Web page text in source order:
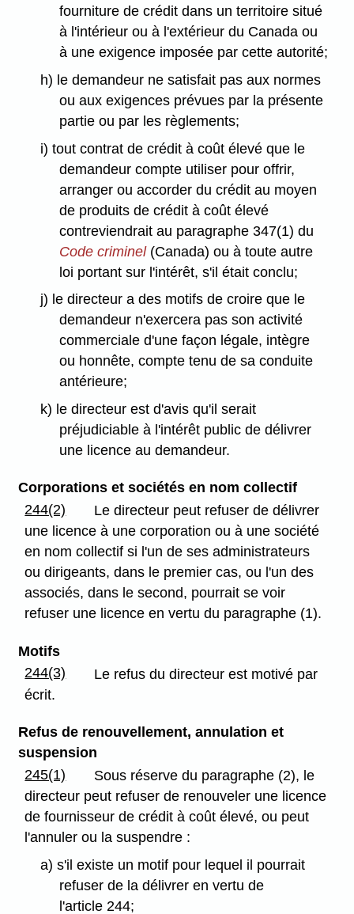
fourniture de crédit dans un territoire situé
à l'intérieur ou à l'extérieur du Canada ou
à une exigence imposée par cette autorité;
h) le demandeur ne satisfait pas aux normes
ou aux exigences prévues par la présente
partie ou par les règlements;
i) tout contrat de crédit à coût élevé que le
demandeur compte utiliser pour offrir,
arranger ou accorder du crédit au moyen
de produits de crédit à coût élevé
contreviendrait au paragraphe 347(1) du
Code criminel (Canada) ou à toute autre
loi portant sur l'intérêt, s'il était conclu;
j) le directeur a des motifs de croire que le
demandeur n'exercera pas son activité
commerciale d'une façon légale, intègre
ou honnête, compte tenu de sa conduite
antérieure;
k) le directeur est d'avis qu'il serait
préjudiciable à l'intérêt public de délivrer
une licence au demandeur.
Corporations et sociétés en nom collectif
244(2)
Le directeur peut refuser de délivrer
une licence à une corporation ou à une société
en nom collectif si l'un de ses administrateurs
ou dirigeants, dans le premier cas, ou l'un des
associés, dans le second, pourrait se voir
refuser une licence en vertu du paragraphe (1).
Motifs
244(3)
Le refus du directeur est motivé par
écrit.
Refus de renouvellement, annulation et
suspension
245(1)
Sous réserve du paragraphe (2), le
directeur peut refuser de renouveler une licence
de fournisseur de crédit à coût élevé, ou peut
l'annuler ou la suspendre :
a) s'il existe un motif pour lequel il pourrait
refuser de la délivrer en vertu de
l'article 244;